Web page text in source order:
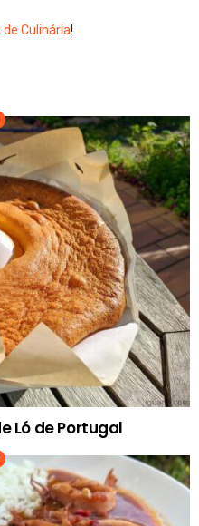
Culinária!
Ló de Portugal